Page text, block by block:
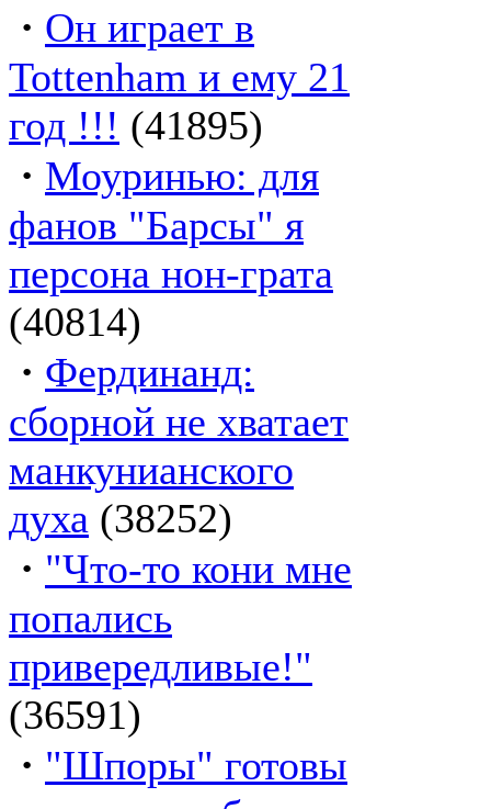
· Он играет в
Tottenham и ему 21
год !!! (41895)
· Моуринью: для
фанов "Барсы" я
персона нон-грата
(40814)
· Фердинанд:
сборной не хватает
манкунианского
духа (38252)
· "Что-то кони мне
попались
привередливые!"
(36591)
· "Шпоры" готовы